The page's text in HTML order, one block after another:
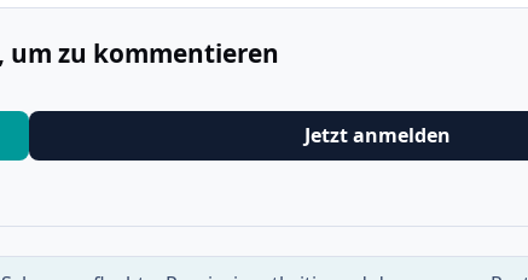
um zu kommentieren
Jetzt anmelden